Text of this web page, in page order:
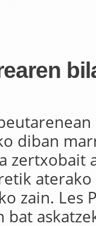
diban
zertxobait
zain. Les
bat